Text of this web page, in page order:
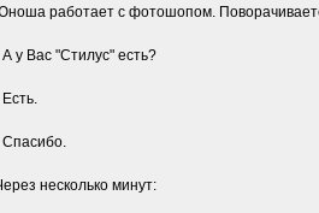
pаботает с фотошопом.
А y Вас "Стилyс" есть?
Есть.
Спасибо.
несколько минyт: